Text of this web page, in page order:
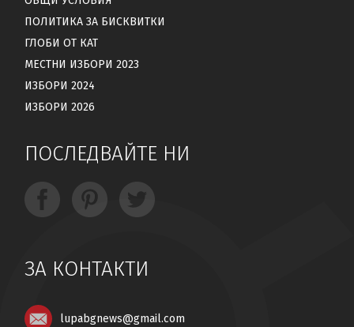
ПОЛИТИКА ЗА БИСКВИТКИ
ГЛОБИ ОТ КАТ
МЕСТНИ ИЗБОРИ 2023
ИЗБОРИ 2024
ИЗБОРИ 2026
ПОСЛЕДВАЙТЕ НИ
ЗА КОНТАКТИ
lupabgnews@gmail.com